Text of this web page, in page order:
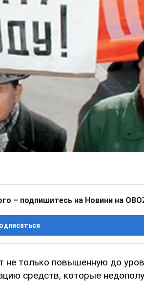
– подпишитесь на Новини на
не только повышенную до
средств, которые